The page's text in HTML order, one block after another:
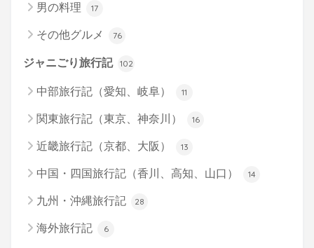
男の料理 17
その他グルメ 76
ジャニごり旅行記 102
中部旅行記（愛知、岐阜） 11
関東旅行記（東京、神奈川） 16
近畿旅行記（京都、大阪） 13
中国・四国旅行記（香川、高知、山口） 14
九州・沖縄旅行記 28
海外旅行記 6